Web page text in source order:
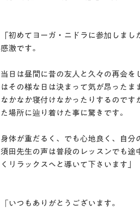
「初めてヨーガ・ニドラに参加しま
感激です。
当日は昼間に昔の友人と久々の再会
はその様な日は決まって気が昂った
なかなか寝付けなかったりするので
た場所に辿り着けた事に驚きです。
身体が重だるく、でも心地良く、自分
須田先生の声は普段のレッスンでも
くリラックスへと導いて下さいます」
「いつもありがとうございます。